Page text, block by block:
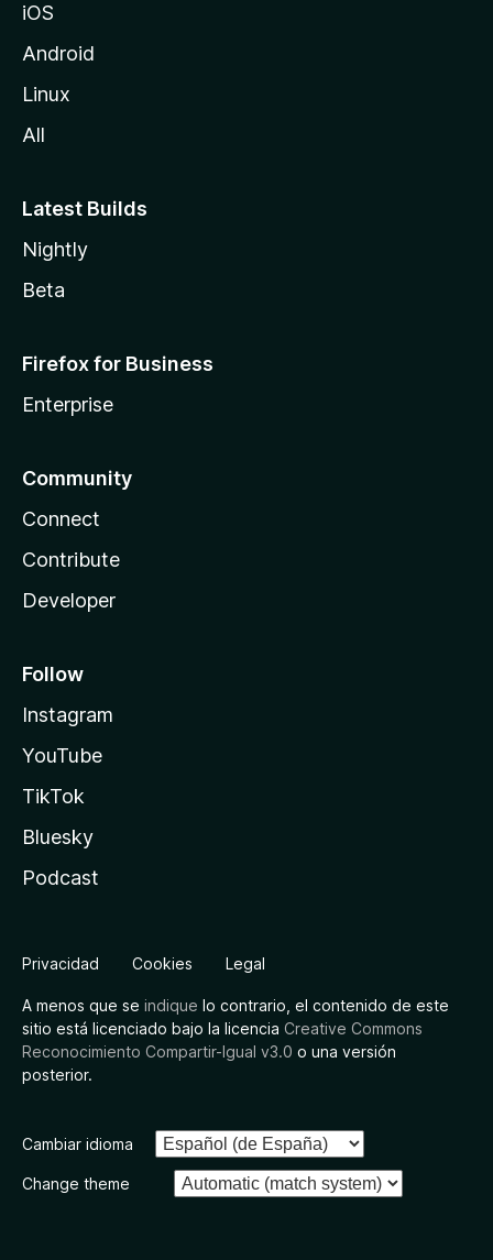
i
l
iOS
Android
Linux
All
Latest Builds
Nightly
Beta
Firefox for Business
Enterprise
Community
Connect
Contribute
Developer
Follow
Instagram
YouTube
TikTok
Bluesky
Podcast
Privacidad Cookies Legal
A menos que se indique lo contrario, el contenido de este
sitio está licenciado bajo la licencia Creative Commons
Reconocimiento Compartir-Igual v3.0 o una versión
posterior.
Cambiar idioma
Change theme